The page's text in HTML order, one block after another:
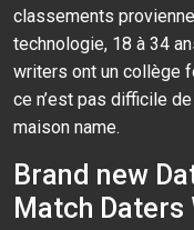
classements
technologie, 18 à 34
writers ont un collège
ce n’est pas difficile
maison name.
Brand new
Match